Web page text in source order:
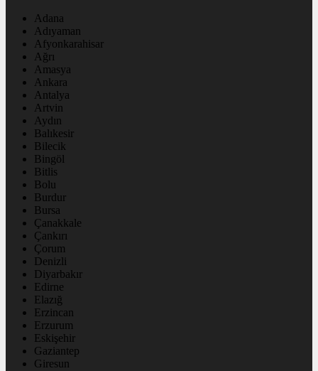
Adana
Adıyaman
Afyonkarahisar
Ağrı
Amasya
Ankara
Antalya
Artvin
Aydın
Balıkesir
Bilecik
Bingöl
Bitlis
Bolu
Burdur
Bursa
Çanakkale
Çankırı
Çorum
Denizli
Diyarbakır
Edirne
Elazığ
Erzincan
Erzurum
Eskişehir
Gaziantep
Giresun